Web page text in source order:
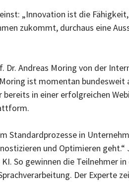
„Innovation ist die Fähigkeit,
zukommt, durchaus eine
Dr. Andreas Moring von der
ist momentan bundesweit
in einer erfolgreichen
Standardprozesse in
und Optimieren
So gewinnen die Teilnehmer
Der Experte